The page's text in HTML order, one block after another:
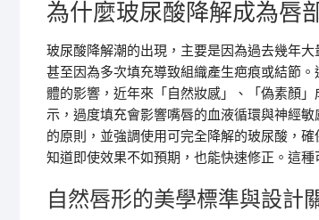
為什麼玻尿酸降解成為唇
玻尿酸降解潮的出現，主要是因為過去幾年
甚至因為多次填充導致組織產生疤痕或結節
體的影響，近年來「自然妝感」、「偽素顏
示，過度填充會影響嘴唇的血液循環與神經
的原則，並強調使用可完全降解的玻尿酸，
知道即使效果不如預期，也能快速修正。這
自然唇形的美學標準與設計